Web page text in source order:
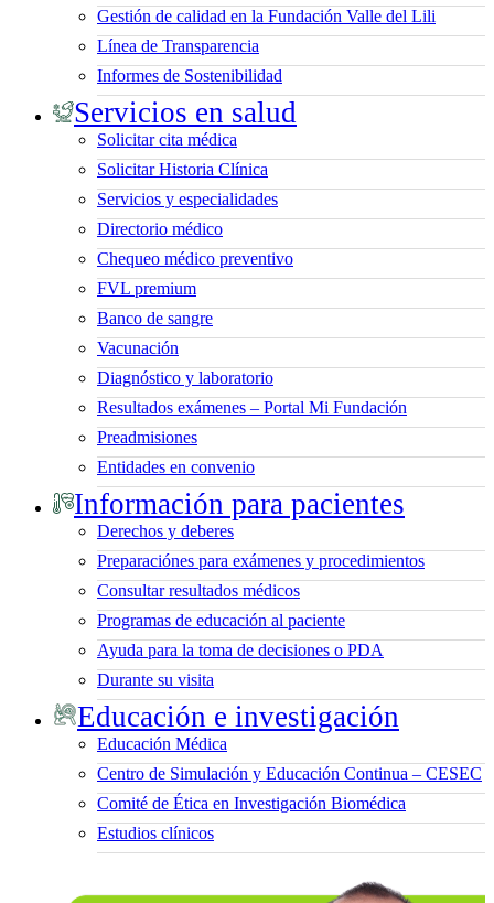
Gestión de calidad en la Fundación Valle del Lili
Línea de Transparencia
Informes de Sostenibilidad
Servicios en salud
Solicitar cita médica
Solicitar Historia Clínica
Servicios y especialidades
Directorio médico
Chequeo médico preventivo
FVL premium
Banco de sangre
Vacunación
Diagnóstico y laboratorio
Resultados exámenes – Portal Mi Fundación
Preadmisiones
Entidades en convenio
Información para pacientes
Derechos y deberes
Preparaciónes para exámenes y procedimientos
Consultar resultados médicos
Programas de educación al paciente
Ayuda para la toma de decisiones o PDA
Durante su visita
Educación e investigación
Educación Médica
Centro de Simulación y Educación Continua – CESEC
Comité de Ética en Investigación Biomédica
Estudios clínicos